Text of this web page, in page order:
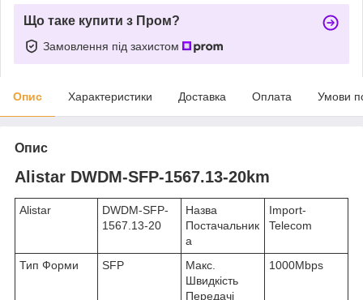
Що таке купити з Пром?
Замовлення під захистом
Опис Характеристики Доставка Оплата Умови
Опис
Alistar DWDM-SFP-1567.13-20km
Alistar
DWDM-SFP-
1567.13-20
Назва
Постачальник
а
Import-
Telecom
Тип Форми SFP
Макс.
Швидкість
Передачі
1000Mbps